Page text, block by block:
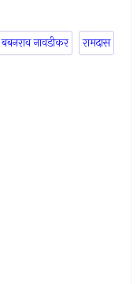
बबनराव नावडीकर रामदास